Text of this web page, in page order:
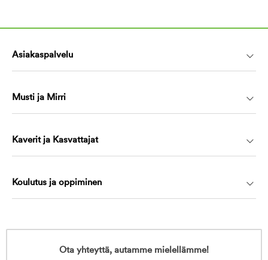
Asiakaspalvelu
Musti ja Mirri
Kaverit ja Kasvattajat
Koulutus ja oppiminen
Ota yhteyttä, autamme mielellämme!